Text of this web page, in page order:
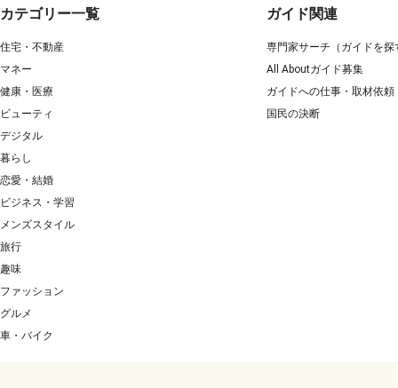
カテゴリー一覧
住宅・不動産
マネー
健康・医療
ビューティ
デジタル
暮らし
恋愛・結婚
ビジネス・学習
メンズスタイル
旅行
趣味
ファッション
グルメ
車・バイク
ガイド関連
専門家サーチ（ガイドを探
All Aboutガイド募集
ガイドへの仕事・取材依頼
国民の決断